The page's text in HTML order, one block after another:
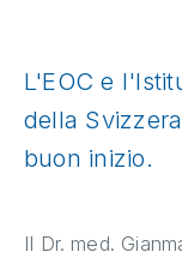
L'EOC e
della
buon inizio.
Il Dr. med.